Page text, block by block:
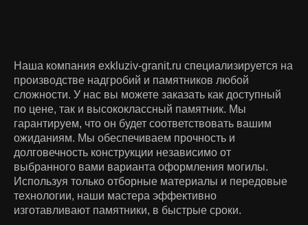
Наша компания exkluziv-granit.ru специализируется на
производстве надгробий и памятников любой
сложности. У нас вы можете заказать как доступный
по цене, так и высококлассный памятник. Мы
гарантируем, что он будет соответствовать вашим
ожиданиям. Мы обеспечиваем прочность и
долговечность конструкции независимо от
выбранного вами варианта оформления могилы.
Используя только отборные материалы и передовые
технологии, наши мастера эффективно
изготавливают памятники, в быстрые сроки.